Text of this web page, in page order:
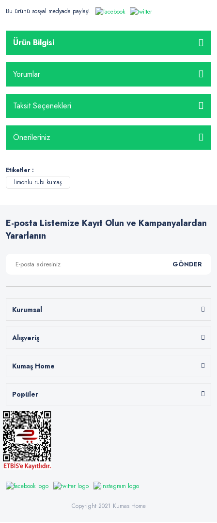
Bu ürünü sosyal medyada paylaş!
Ürün Bilgisi
Yorumlar
Taksit Seçenekleri
Önerileriniz
Etiketler :
limonlu rubi kumaş
E-posta Listemize Kayıt Olun ve Kampanyalardan
Yararlanın
GÖNDER
Kurumsal
Alışveriş
Kumaş Home
Popüler
Copyright 2021 Kumas Home